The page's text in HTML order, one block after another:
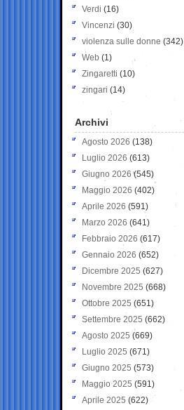
Verdi (16)
Vincenzi (30)
violenza sulle donne (342)
Web (1)
Zingaretti (10)
zingari (14)
Archivi
Agosto 2026 (138)
Luglio 2026 (613)
Giugno 2026 (545)
Maggio 2026 (402)
Aprile 2026 (591)
Marzo 2026 (641)
Febbraio 2026 (617)
Gennaio 2026 (652)
Dicembre 2025 (627)
Novembre 2025 (668)
Ottobre 2025 (651)
Settembre 2025 (662)
Agosto 2025 (669)
Luglio 2025 (671)
Giugno 2025 (573)
Maggio 2025 (591)
Aprile 2025 (622)